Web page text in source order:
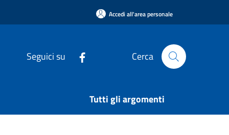
Accedi all'area personale
Seguici su Cerca
Tutti gli argomenti